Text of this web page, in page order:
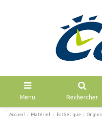
Menu Rechercher
Accueil Matériel Esthétique Ongles